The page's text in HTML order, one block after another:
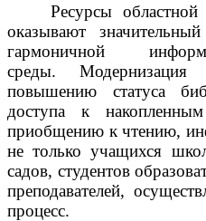
Ресурсы областной
оказывают
гармоничной
среды.
повышению статуса
доступа к
приобщению к чтению,
не только учащихся
садов, студентов
преподавателей,
процесс.